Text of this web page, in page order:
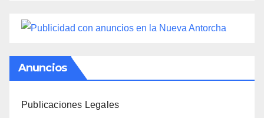
Anuncios
Publicaciones Legales